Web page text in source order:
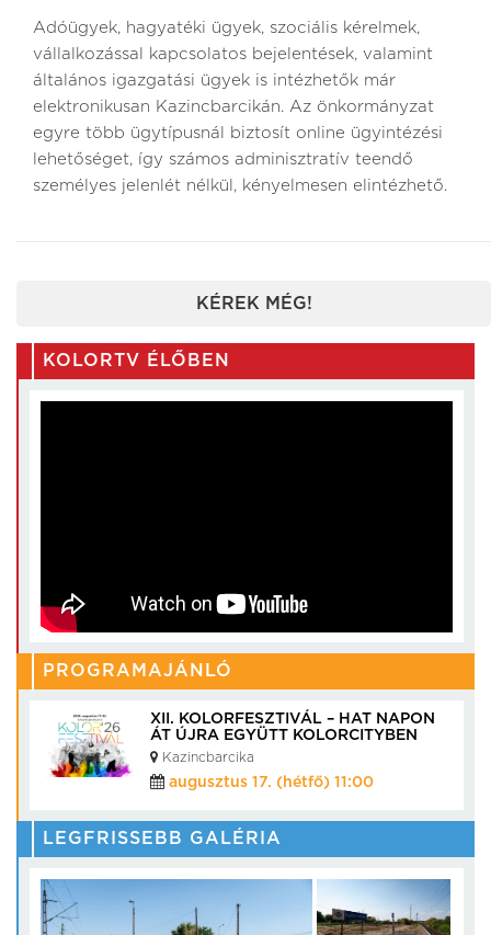
Adóügyek, hagyatéki ügyek, szociális kérelmek,
vállalkozással kapcsolatos bejelentések, valamint
általános igazgatási ügyek is intézhetők már
elektronikusan Kazincbarcikán. Az önkormányzat
egyre több ügytípusnál biztosít online ügyintézési
lehetőséget, így számos adminisztratív teendő
személyes jelenlét nélkül, kényelmesen elintézhető.
KÉREK MÉG!
KOLORTV ÉLŐBEN
PROGRAMAJÁNLÓ
XII. KOLORFESZTIVÁL – HAT NAPON
ÁT ÚJRA EGYÜTT KOLORCITYBEN
Kazincbarcika
augusztus 17. (hétfő) 11:00
LEGFRISSEBB GALÉRIA